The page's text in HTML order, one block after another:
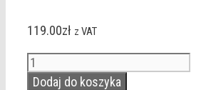
119.00zł z VAT
ilość
DULUX
Dodaj do koszyka